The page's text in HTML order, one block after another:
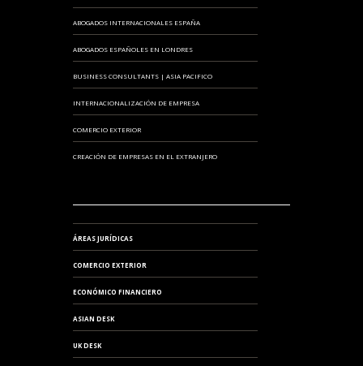
ABOGADOS INTERNACIONALES ESPAÑA
ABOGADOS ESPAÑOLES EN LONDRES
BUSINESS CONSULTANTS | ASIA PACIFICO
INTERNACIONALIZACIÓN DE EMPRESA
COMERCIO EXTERIOR
CREACIÓN DE EMPRESAS EN EL EXTRANJERO
ÁREAS JURÍDICAS
COMERCIO EXTERIOR
ECONÓMICO FINANCIERO
ASIAN DESK
UK DESK